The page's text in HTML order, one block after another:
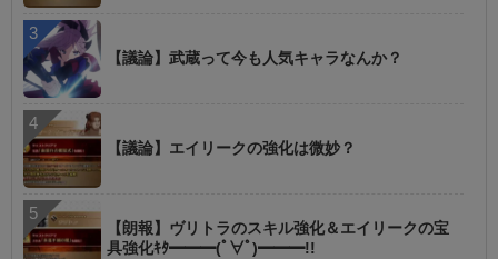
【議論】武蔵って今も人気キャラなんか？
【議論】エイリークの強化は微妙？
【朗報】ヴリトラのスキル強化＆エイリークの宝
具強化ｷﾀ━━━(ﾟ∀ﾟ)━━━!!